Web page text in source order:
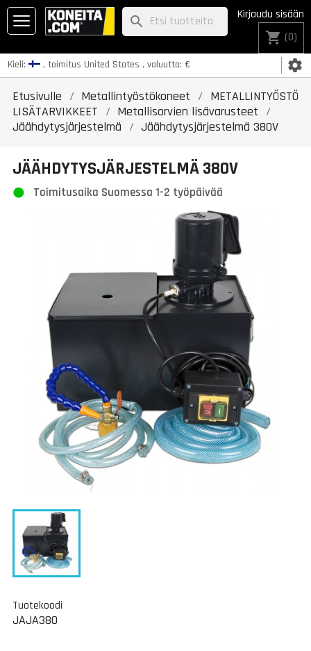
Kieli: , toimitus United States , valuutta: € settings
Kirjaudu sisään
shopping_cart (0)
search
Etusivulle Metallintyöstökoneet
METALLINTYÖSTÖ
LISÄTARVIKKEET
Metallisorvien lisävarusteet
Jäähdytysjärjestelmä
Jäähdytysjärjestelmä 380V
JÄÄHDYTYSJÄRJESTELMÄ 380V
Toimitusaika Suomessa 1-2 työpäivää
Tuotekoodi
JAJA380